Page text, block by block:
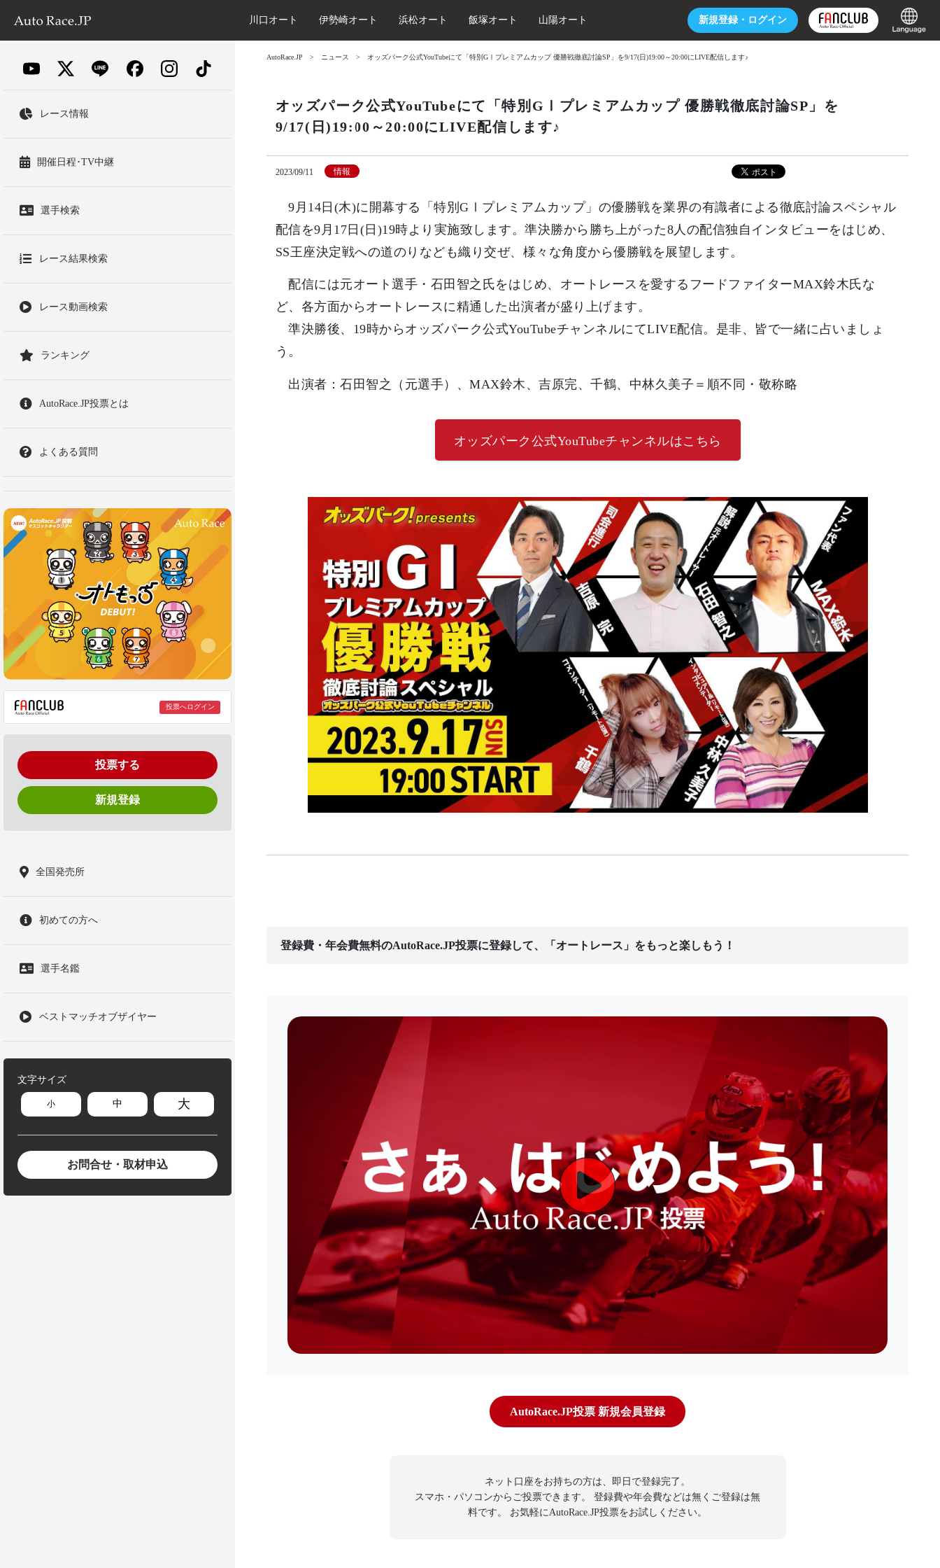
新規登録・ ログイン
川口オート 伊勢崎オート 浜松オート 飯塚オート 山陽オート
レース情報
開催日程･TV中継
選手検索
レース結果検索
レース動画検索
ランキング
AutoRace.JP投票とは
よくある質問
投票へログイン
投票する
新規登録
全国発売所
初めての方へ
選手名鑑
ベストマッチオブザイヤー
文字サイズ
小 中 大
お問合せ・取材申込
AutoRace.JP ニュース オッズパーク公式YouTubeにて「特別GⅠプレミアムカップ 優勝戦徹底討論SP」を9/17(日)19:00～20:00にLIVE配信します♪
オッズパーク公式YouTubeにて「特別GⅠプレミアムカップ 優勝戦徹底討論SP」を
9/17(日)19:00～20:00にLIVE配信します♪
2023/09/11 情報
9月14日(木)に開幕する「特別GⅠプレミアムカップ」の優勝戦を業界の有識者による徹底討論スペシャル
配信を9月17日(日)19時より実施致します。準決勝から勝ち上がった8人の配信独自インタビューをはじめ、
SS王座決定戦への道のりなども織り交ぜ、様々な角度から優勝戦を展望します。
配信には元オート選手・石田智之氏をはじめ、オートレースを愛するフードファイターMAX鈴木氏な
ど、各方面からオートレースに精通した出演者が盛り上げます。
準決勝後、19時からオッズパーク公式YouTubeチャンネルにてLIVE配信。是非、皆で一緒に占いましょ
う。
出演者：石田智之（元選手）、MAX鈴木、吉原完、千鶴、中林久美子＝順不同・敬称略
オッズパーク公式YouTubeチャンネルはこちら
登録費・年会費無料のAutoRace.JP投票に登録して、「オートレース」をもっと楽しもう！
AutoRace.JP投票 新規会員登録
ネット口座をお持ちの方は、即日で登録完了。
スマホ・パソコンからご投票できます。
登録費や年会費などは無くご登録は無
料です。
お気軽にAutoRace.JP投票をお試しください。